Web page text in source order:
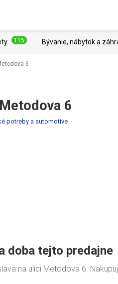
115 Bývanie, nábytok a
6
6
potreby a automotive
doba tejto predajne
na ulici Metodova 6.